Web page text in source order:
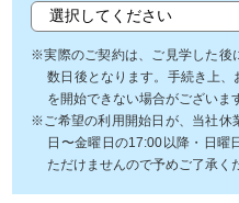
※実際のご契約は、ご見学した後
数日後となります。手続き上
を開始できない場合がございま
※ご希望の利用開始日が、当社休
日〜金曜日の17:00以降・日曜
ただけませんので予めご了承く